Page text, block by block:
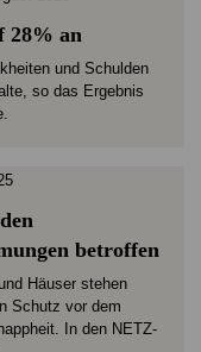
28% an
und Schulden
so das Ergebnis
betroffen
Häuser stehen
Schutz vor dem
In den NETZ-